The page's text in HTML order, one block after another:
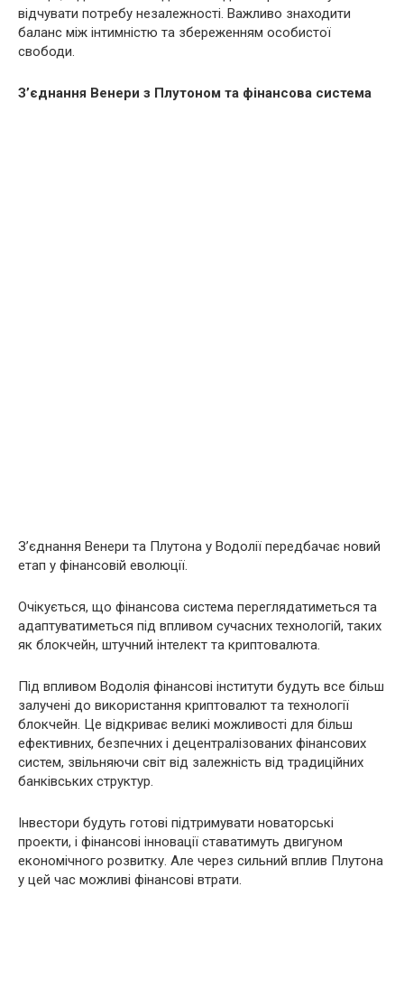
відчувати потребу незалежності. Важливо знаходити
баланс між інтимністю та збереженням особистої
свободи.
З’єднання Венери з Плутоном та фінансова система
З’єднання Венери та Плутона у Водолії передбачає новий
етап у фінансовій еволюції.
Очікується, що фінансова система переглядатиметься та
адаптуватиметься під впливом сучасних технологій, таких
як блокчейн, штучний інтелект та криптовалюта.
Під впливом Водолія фінансові інститути будуть все більш
залучені до використання криптовалют та технології
блокчейн. Це відкриває великі можливості для більш
ефективних, безпечних і децентралізованих фінансових
систем, звільняючи світ від залежність від традиційних
банківських структур.
Інвестори будуть готові підтримувати новаторські
проекти, і фінансові інновації ставатимуть двигуном
економічного розвитку. Але через сильний вплив Плутона
у цей час можливі фінансові втрати.